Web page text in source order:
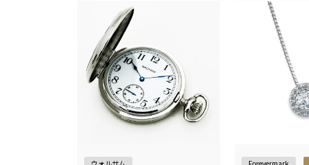
ウォルサム Forevermark